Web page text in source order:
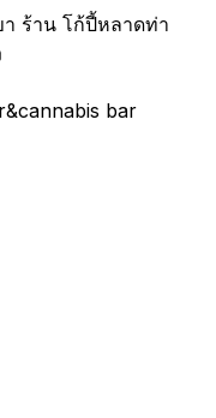
ร้าน โก้ปี้หลาดท่า
bar